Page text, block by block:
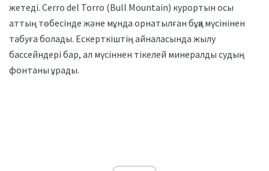
жетеді. Cerro del Torro (Bull Mountain) курортын осы
аттың төбесінде және мұнда орнатылған бұқа мүсінінен
табуға болады. Ескерткіштің айналасында жылу
бассейндері бар, ал мүсіннен тікелей минералды судың
фонтаны ұрады.